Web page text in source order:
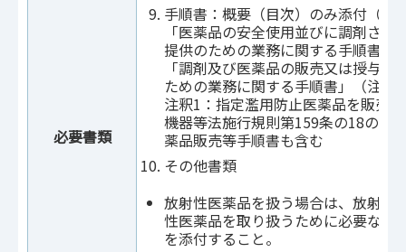
必要書類
手順書：概要（目次）のみ添付（原
「医薬品の安全使用並びに調剤さ
提供のための業務に関する手順書」
「調剤及び医薬品の販売又は授与
ための業務に関する手順書」（注釈
注釈1：指定濫用防止医薬品を販売
機器等法施行規則第159条の18の7
薬品販売等手順書も含む
その他書類
放射性医薬品を扱う場合は、放射性
性医薬品を取り扱うために必要な設
を添付すること。